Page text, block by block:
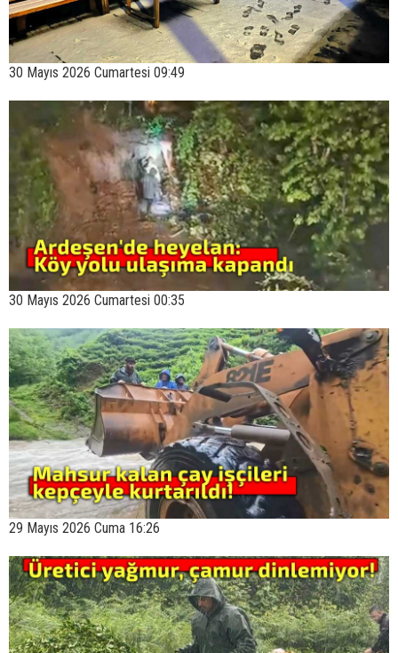
30 Mayıs 2026 Cumartesi 09:49
30 Mayıs 2026 Cumartesi 00:35
29 Mayıs 2026 Cuma 16:26